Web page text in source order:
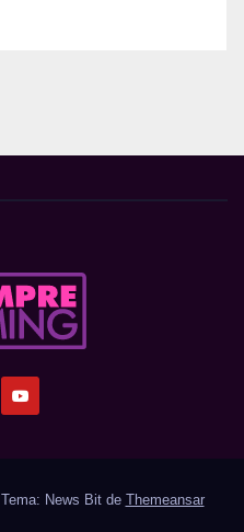
Tema: News Bit de Themeansar